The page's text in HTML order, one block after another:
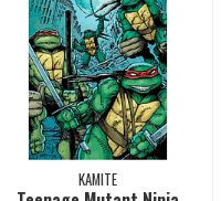
KAMITE